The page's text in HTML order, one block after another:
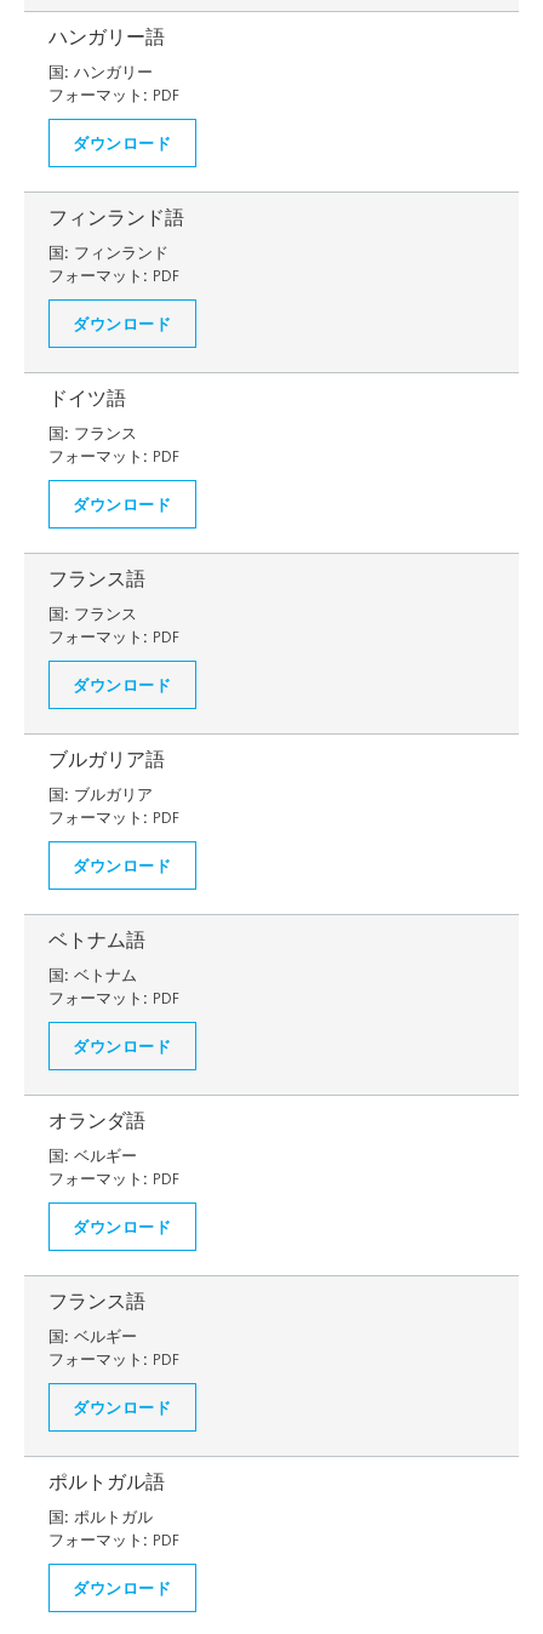
ハンガリー語
国: ハンガリー
フォーマット: PDF
ダウンロード
フィンランド語
国: フィンランド
フォーマット: PDF
ダウンロード
ドイツ語
国: フランス
フォーマット: PDF
ダウンロード
フランス語
国: フランス
フォーマット: PDF
ダウンロード
ブルガリア語
国: ブルガリア
フォーマット: PDF
ダウンロード
ベトナム語
国: ベトナム
フォーマット: PDF
ダウンロード
オランダ語
国: ベルギー
フォーマット: PDF
ダウンロード
フランス語
国: ベルギー
フォーマット: PDF
ダウンロード
ポルトガル語
国: ポルトガル
フォーマット: PDF
ダウンロード